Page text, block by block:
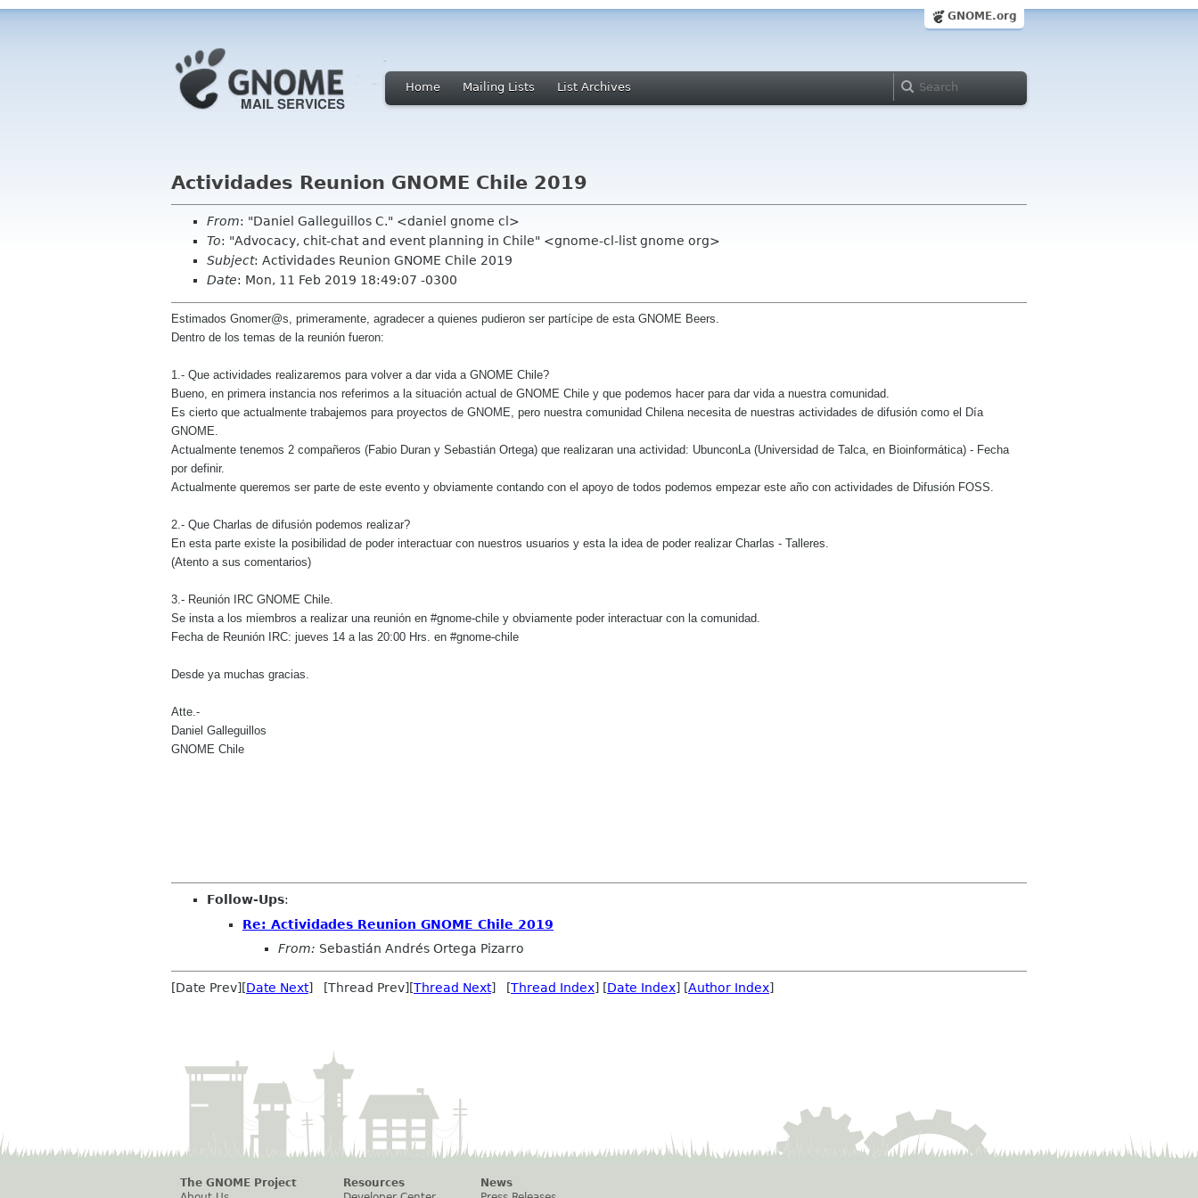
GNOME.org
Home Mailing Lists List Archives
Actividades Reunion GNOME Chile 2019
From: "Daniel Galleguillos C." <daniel gnome cl>
To: "Advocacy, chit-chat and event planning in Chile" <gnome-cl-list gnome org>
Subject: Actividades Reunion GNOME Chile 2019
Date: Mon, 11 Feb 2019 18:49:07 -0300
Estimados Gnomer@s, primeramente, agradecer a quienes pudieron ser partícipe de esta GNOME Beers.
Dentro de los temas de la reunión fueron:
1.- Que actividades realizaremos para volver a dar vida a GNOME Chile?
Bueno, en primera instancia nos referimos a la situación actual de GNOME Chile y que podemos hacer para dar vida a nuestra comunidad.
Es cierto que actualmente trabajemos para proyectos de GNOME, pero nuestra comunidad Chilena necesita de nuestras actividades de difusión como el Día
GNOME.
Actualmente tenemos 2 compañeros (Fabio Duran y Sebastián Ortega) que realizaran una actividad: UbunconLa (Universidad de Talca, en Bioinformática) - Fecha
por definir.
Actualmente queremos ser parte de este evento y obviamente contando con el apoyo de todos podemos empezar este año con actividades de Difusión FOSS.
2.- Que Charlas de difusión podemos realizar?
En esta parte existe la posibilidad de poder interactuar con nuestros usuarios y esta la idea de poder realizar Charlas - Talleres.
(Atento a sus comentarios)
3.- Reunión IRC GNOME Chile.
Se insta a los miembros a realizar una reunión en #gnome-chile y obviamente poder interactuar con la comunidad.
Fecha de Reunión IRC: jueves 14 a las 20:00 Hrs. en #gnome-chile
Desde ya muchas gracias.
Atte.-
Daniel Galleguillos
GNOME Chile
Follow-Ups:
Re: Actividades Reunion GNOME Chile 2019
From: Sebastián Andrés Ortega Pizarro
[Date Prev][Date Next] [Thread Prev][Thread Next] [Thread Index] [Date Index] [Author Index]
The GNOME Project
Resources
News